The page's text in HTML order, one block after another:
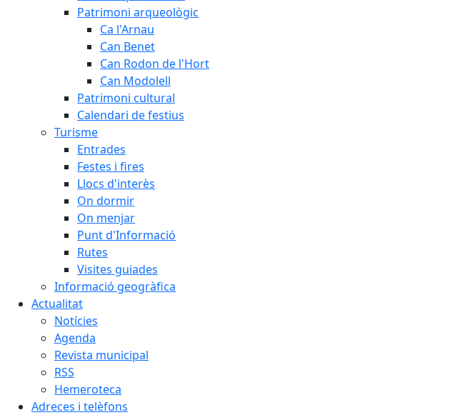
Patrimoni arqueològic
Ca l'Arnau
Can Benet
Can Rodon de l'Hort
Can Modolell
Patrimoni cultural
Calendari de festius
Turisme
Entrades
Festes i fires
Llocs d'interès
On dormir
On menjar
Punt d'Informació
Rutes
Visites guiades
Informació geogràfica
Actualitat
Notícies
Agenda
Revista municipal
RSS
Hemeroteca
Adreces i telèfons